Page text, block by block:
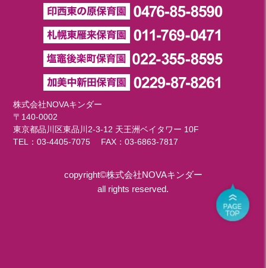
株式会社NOVAキンダー
〒140-0002
東京都品川区東品川2-3-12 天王洲ベイタワー 10F
TEL：03-4405-7075 FAX：03-6863-7817
copyright©株式会社NOVAキンダー
all rights reserved.